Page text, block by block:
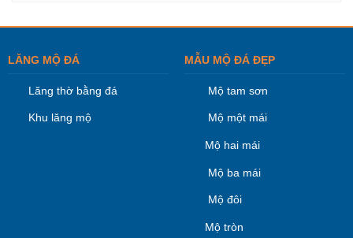
LĂNG MỘ ĐÁ
Lăng thờ bằng đá
Khu lăng mộ
MẪU MỘ ĐÁ ĐẸP
Mộ tam sơn
Mộ một mái
Mộ hai mái
Mộ ba mái
Mộ đôi
Mộ tròn